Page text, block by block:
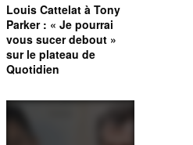
Louis Cattelat à Tony
Parker : « Je pourrai
vous sucer debout »
sur le plateau de
Quotidien